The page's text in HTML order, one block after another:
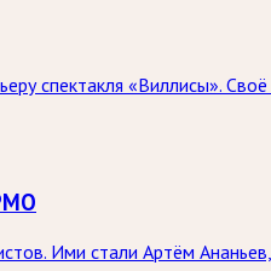
спектакля «Виллисы».
Ими стали Артём